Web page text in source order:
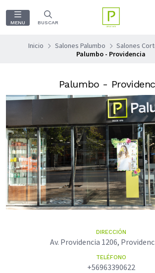
MENU BUSCAR
Inicio Salones Palumbo
Salones
Palumbo - Providencia
Palumbo -
DIRECCIÓN
Av. Providencia 1206,
TELÉFONO
+56963390622